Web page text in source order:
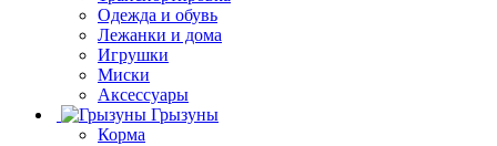
Одежда и обувь
Лежанки и дома
Игрушки
Миски
Аксессуары
Грызуны
Корма